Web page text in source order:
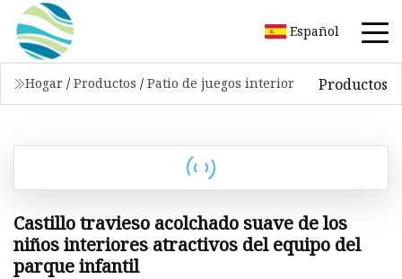
Español
Hogar / Productos / Patio de juegos interior Productos
Castillo travieso acolchado suave de los
niños interiores atractivos del equipo del
parque infantil